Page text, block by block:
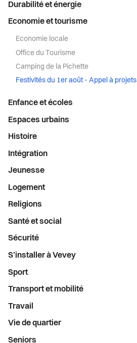
Durabilité et énergie
Economie et tourisme
Economie locale
Office du Tourisme
Camping de la Pichette
Festivités du 1er août - Appel à projets
Enfance et écoles
Espaces urbains
Histoire
Intégration
Jeunesse
Logement
Religions
Santé et social
Sécurité
S’installer à Vevey
Sport
Transport et mobilité
Travail
Vie de quartier
Seniors